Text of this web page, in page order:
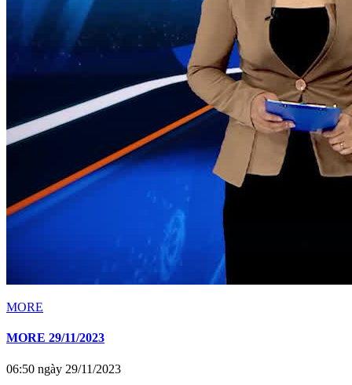
MORE
MORE 29/11/2023
06:50 ngày 29/11/2023